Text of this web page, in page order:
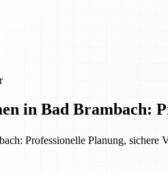
in Bad Brambach:
Professionelle Planung,